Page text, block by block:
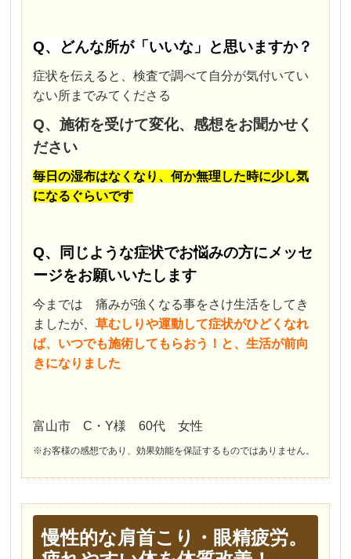
Q、どんな所が「いいな」と思いますか？
症状を伝えると、検査で調べて自分が気付いてい
ない所までみてくださる
Q、施術を受けて変化、感想をお聞かせく
ださい
毎日の湿布はなくなり、何か無理した時に少し気
になるぐらいです
Q、同じような症状でお悩みの方にメッセ
ージをお願いいたします
今までは 痛みが強くなる事をさけ生活をしてき
ましたが、草むしりや運動して症状がひどくなれ
ば、いつでも施術してもらおう！と、生活が前向
きになりました
富山市 C・Y様 60代 女性
※お客様の感想であり、効果効能を保証するものではありません。
慢性的な肩首こり・眼精疲労。